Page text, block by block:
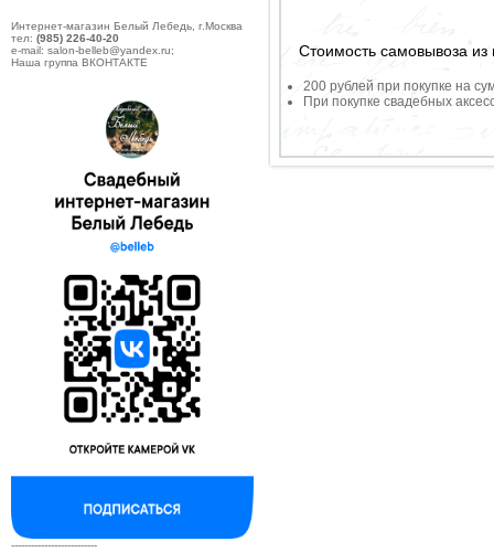
Интернет-магазин Белый Лебедь, г.Москва
тел: (985) 226-40-20
e-mail: salon-belleb@yandex.ru;
Наша группа ВКОНТАКТЕ
--------------------------
Стоимость самовывоза из
200 рублей при покупке на
При покупке свадебных